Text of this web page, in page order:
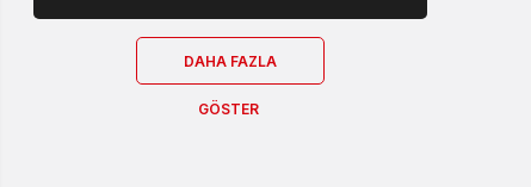
DAHA FAZLA
GÖSTER